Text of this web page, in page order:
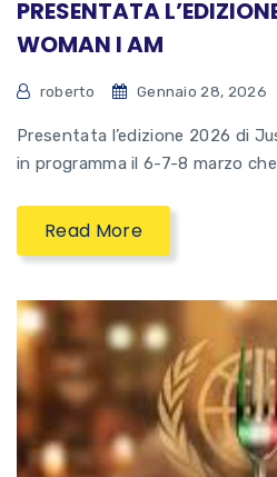
PRESENTATA
WOMAN I AM
roberto Gennaio 28, 2026
Presentata l’edizione 2026 di
in programma il 6-7-8 marzo che
Read More